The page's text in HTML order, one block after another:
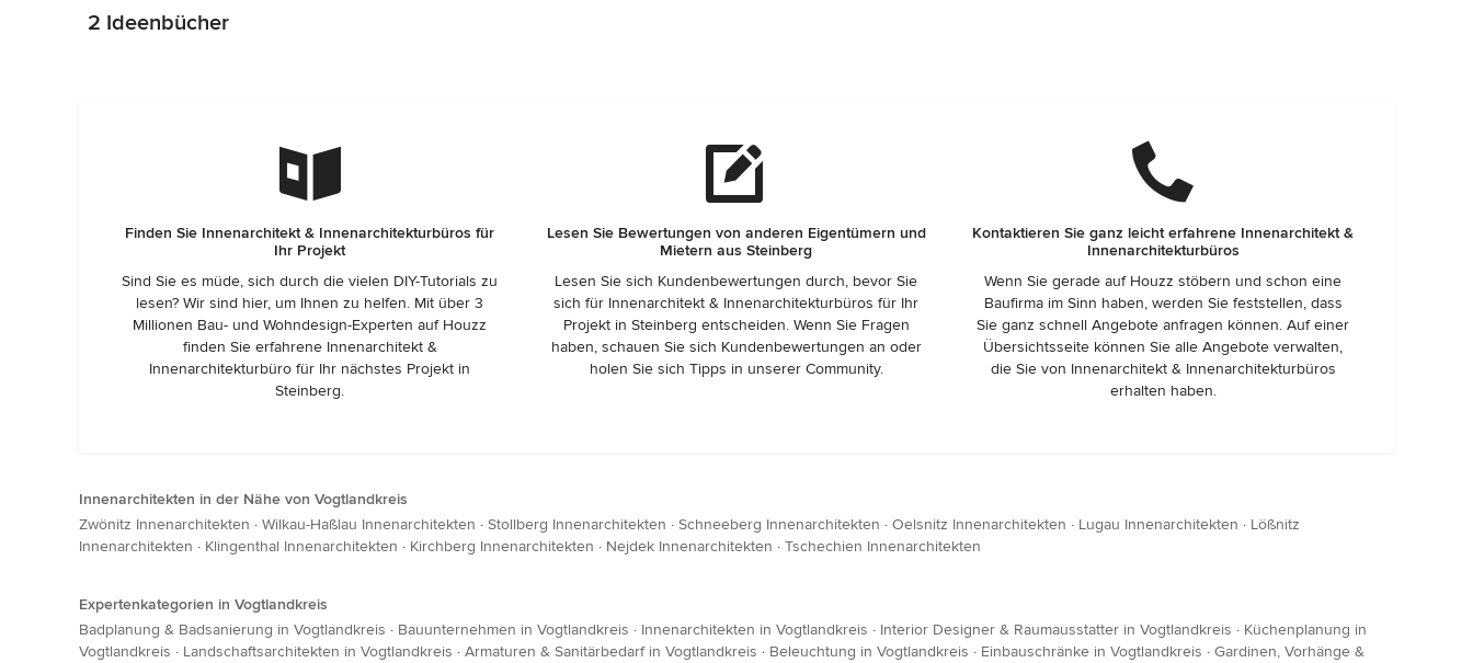
2 Ideenbücher
Finden Sie Innenarchitekt & Innenarchitekturbüros für
Ihr Projekt
Sind Sie es müde, sich durch die vielen DIY-Tutorials zu
lesen? Wir sind hier, um Ihnen zu helfen. Mit über 3
Millionen Bau- und Wohndesign-Experten auf Houzz
finden Sie erfahrene Innenarchitekt &
Innenarchitekturbüro für Ihr nächstes Projekt in
Steinberg.
Lesen Sie Bewertungen von anderen Eigentümern und
Mietern aus Steinberg
Lesen Sie sich Kundenbewertungen durch, bevor Sie
sich für Innenarchitekt & Innenarchitekturbüros für Ihr
Projekt in Steinberg entscheiden. Wenn Sie Fragen
haben, schauen Sie sich Kundenbewertungen an oder
holen Sie sich Tipps in unserer Community.
Kontaktieren Sie ganz leicht erfahrene Innenarchitekt &
Innenarchitekturbüros
Wenn Sie gerade auf Houzz stöbern und schon eine
Baufirma im Sinn haben, werden Sie feststellen, dass
Sie ganz schnell Angebote anfragen können. Auf einer
Übersichtsseite können Sie alle Angebote verwalten,
die Sie von Innenarchitekt & Innenarchitekturbüros
erhalten haben.
Innenarchitekten in der Nähe von Vogtlandkreis
Zwönitz Innenarchitekten · Wilkau-Haßlau Innenarchitekten · Stollberg Innenarchitekten · Schneeberg Innenarchitekten · Oelsnitz Innenarchitekten · Lugau Innenarchitekten · Lößnitz
Innenarchitekten · Klingenthal Innenarchitekten · Kirchberg Innenarchitekten · Nejdek Innenarchitekten · Tschechien Innenarchitekten
Expertenkategorien in Vogtlandkreis
Badplanung & Badsanierung in Vogtlandkreis · Bauunternehmen in Vogtlandkreis · Innenarchitekten in Vogtlandkreis · Interior Designer & Raumausstatter in Vogtlandkreis · Küchenplanung in
Vogtlandkreis · Landschaftsarchitekten in Vogtlandkreis · Armaturen & Sanitärbedarf in Vogtlandkreis · Beleuchtung in Vogtlandkreis · Einbauschränke in Vogtlandkreis · Gardinen, Vorhänge &